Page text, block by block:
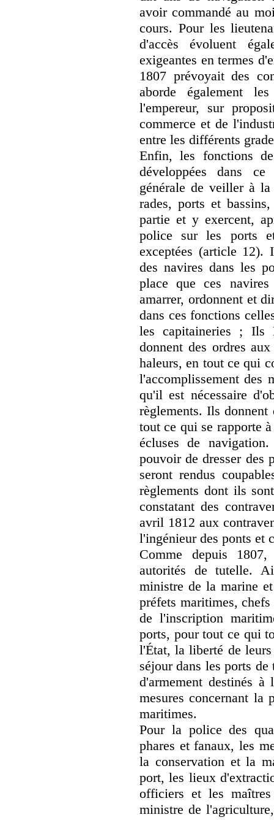
avoir commandé au
cours. Pour les
d'accès évoluent
exigeantes en termes
1807 prévoyait des
aborde également
l'empereur, sur
commerce et de
entre les différents
Enfin, les fonctions
développées dans
générale de veiller à
rades, ports et
partie et y exercent,
police sur les ports
exceptées (article 12).
des navires dans les
place que ces
amarrer, ordonnent et
dans ces fonctions
les capitaineries ; Ils
donnent des ordres
haleurs, en tout ce qui
l'accomplissement des
qu'il est nécessaire
règlements. Ils donnent
tout ce qui se rapporte
écluses de
pouvoir de dresser des
seront rendus
règlements dont ils
constatant des
avril 1812 aux
l'ingénieur des ponts et
Comme depuis
autorités de tutelle.
ministre de la marine
préfets maritimes,
de l'inscription
ports, pour tout ce qui
l'État, la liberté de
séjour dans les ports
d'armement destinés
mesures concernant la
maritimes.
Pour la police des
phares et fanaux, les
la conservation et la
port, les lieux
officiers et les
ministre de